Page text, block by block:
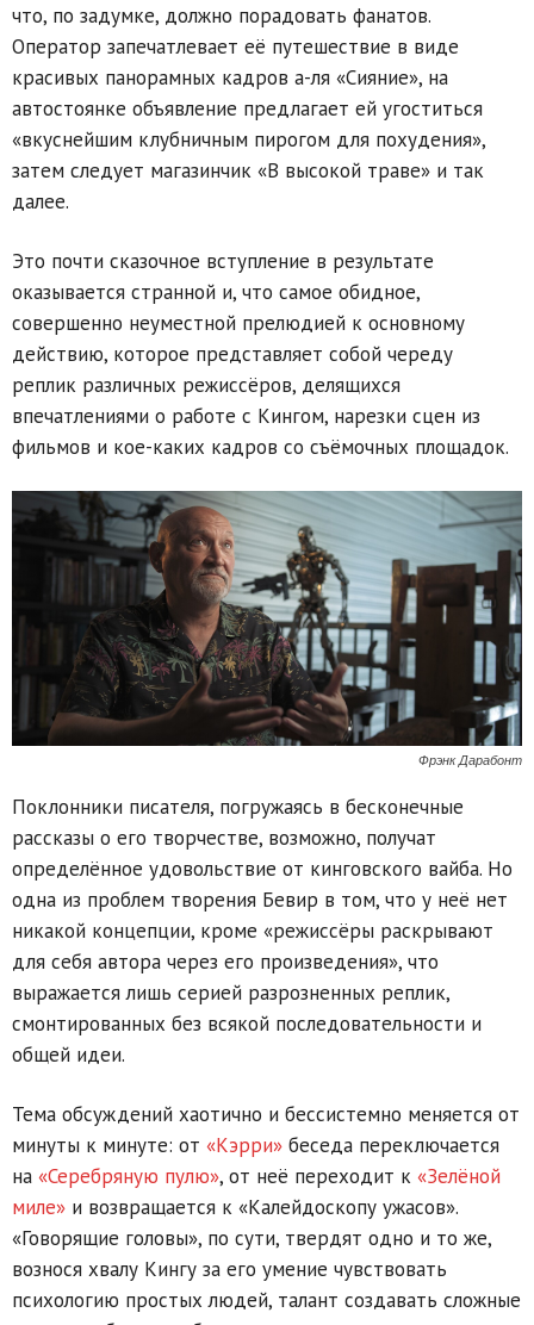
что, по задумке, должно порадовать фанатов.
Оператор запечатлевает её путешествие в виде
красивых панорамных кадров а-ля «Сияние», на
автостоянке объявление предлагает ей угоститься
«вкуснейшим клубничным пирогом для похудения»,
затем следует магазинчик «В высокой траве» и так
далее.
Это почти сказочное вступление в результате
оказывается странной и, что самое обидное,
совершенно неуместной прелюдией к основному
действию, которое представляет собой череду
реплик различных режиссёров, делящихся
впечатлениями о работе с Кингом, нарезки сцен из
фильмов и кое-каких кадров со съёмочных площадок.
Фрэнк Дарабонт
Поклонники писателя, погружаясь в бесконечные
рассказы о его творчестве, возможно, получат
определённое удовольствие от кинговского вайба. Но
одна из проблем творения Бевир в том, что у неё нет
никакой концепции, кроме «режиссёры раскрывают
для себя автора через его произведения», что
выражается лишь серией разрозненных реплик,
смонтированных без всякой последовательности и
общей идеи.
Тема обсуждений хаотично и бессистемно меняется от
минуты к минуте: от «Кэрри» беседа переключается
на «Серебряную пулю», от неё переходит к «Зелёной
миле» и возвращается к «Калейдоскопу ужасов».
«Говорящие головы», по сути, твердят одно и то же,
вознося хвалу Кингу за его умение чувствовать
психологию простых людей, талант создавать сложные